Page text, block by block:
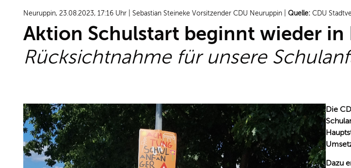
Neuruppin, 23.08.2023, 17:16 Uhr | Sebastian Steineke Vorsitzender CDU Neuruppin | Quelle: CDU
Aktion Schulstart beginnt wieder in
Rücksichtnahme für unsere
Die
Dazu